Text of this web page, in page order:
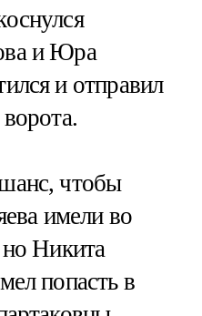
и Юра
и отправил
чтобы
имели во
Никита
попасть в